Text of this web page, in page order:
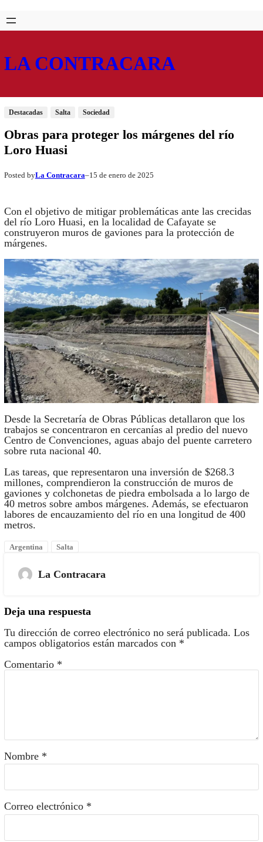
Saltar
al
Skip
to
LA CONTRACARA
Destacadas Salta Sociedad
Obras para proteger los márgenes del río
Loro Huasi
Posted byLa Contracara–15 de enero de 2025
Con el objetivo de mitigar problemáticas ante las crecidas
del río Loro Huasi, en la localidad de Cafayate se
construyeron muros de gaviones para la protección de
márgenes.
Desde la Secretaría de Obras Públicas detallaron que los
trabajos se concentraron en cercanías al predio del nuevo
Centro de Convenciones, aguas abajo del puente carretero
sobre ruta nacional 40.
Las tareas, que representaron una inversión de $268.3
millones, comprendieron la construcción de muros de
gaviones y colchonetas de piedra embolsada a lo largo de
40 metros sobre ambos márgenes. Además, se efectuaron
labores de encauzamiento del río en una longitud de 400
metros.
Argentina Salta
La Contracara
Deja una respuesta
Tu dirección de correo electrónico no será publicada. Los
campos obligatorios están marcados con *
Comentario *
Nombre *
Correo electrónico *